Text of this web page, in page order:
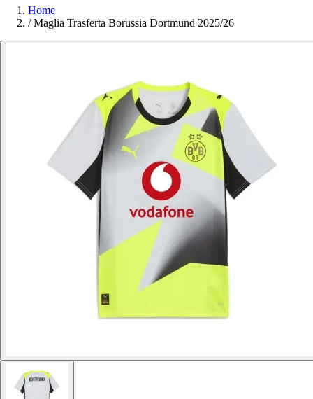
Home
/ Maglia Trasferta Borussia Dortmund 2025/26